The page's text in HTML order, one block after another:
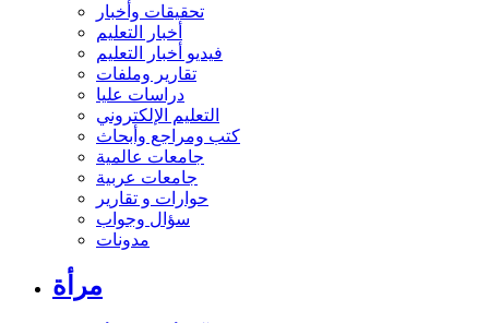
تحقيقات وأخبار
أخبار التعليم
فيديو أخبار التعليم
تقارير وملفات
دراسات عليا
التعليم الإلكتروني
كتب ومراجع وأبحاث
جامعات عالمية
جامعات عربية
حوارات و تقارير
سؤال وجواب
مدونات
مرأة